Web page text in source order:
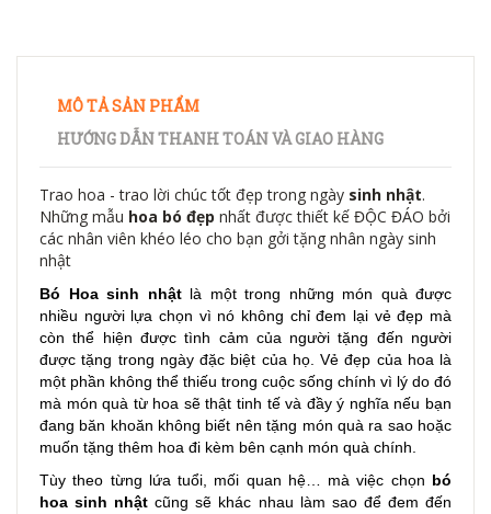
MÔ TẢ SẢN PHẨM
HƯỚNG DẪN THANH TOÁN VÀ GIAO HÀNG
Trao hoa - trao lời chúc tốt đẹp trong ngày sinh nhật.
Những mẫu hoa bó đẹp nhất được thiết kế ĐỘC ĐÁO bởi
các nhân viên khéo léo cho bạn gởi tặng nhân ngày sinh
nhật
Bó Hoa sinh nhậtlà một trong những món quà được
nhiều người lựa chọn vì nó không chỉ đem lại vẻ đẹp mà
còn thể hiện được tình cảm của người tặng đến người
được tặng trong ngày đặc biệt của họ. Vẻ đẹp của hoa là
một phần không thể thiếu trong cuộc sống chính vì lý do đó
mà món quà từ hoa sẽ thật tinh tế và đầy ý nghĩa nếu bạn
đang băn khoăn không biết nên tặng món quà ra sao hoặc
muốn tặng thêm hoa đi kèm bên cạnh món quà chính.
Tùy theo từng lứa tuổi, mối quan hệ… mà việc chọn bó
hoa sinh nhật cũng sẽ khác nhau làm sao để đem đến